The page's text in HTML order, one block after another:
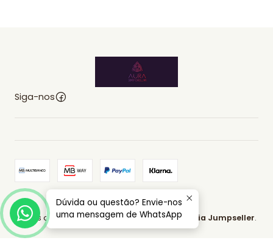
Siga-nos
2026 AURA EMPORIUM.
Todos os Direitos Reservados. Com tecnologia Jumpseller.
Dúvida ou questão? Envie-nos
uma mensagem de WhatsApp